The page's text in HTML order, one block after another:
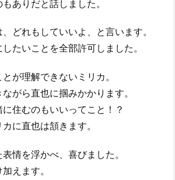
ありだと話しました。
どれもしていいよ、と言います。
たいことを全部許可しました。
が理解できないミリカ。
がら直也に掴みかかります。
住むのもいいってこと！？
に直也は頷きます。
情を浮かべ、喜びました。
えます。